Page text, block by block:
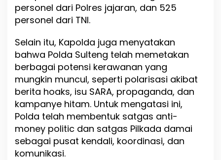
personel dari Polres jajaran, dan 525
personel dari TNI.
Selain itu, Kapolda juga menyatakan
bahwa Polda Sulteng telah memetakan
berbagai potensi kerawanan yang
mungkin muncul, seperti polarisasi akibat
berita hoaks, isu SARA, propaganda, dan
kampanye hitam. Untuk mengatasi ini,
Polda telah membentuk satgas anti-
money politic dan satgas Pilkada damai
sebagai pusat kendali, koordinasi, dan
komunikasi.